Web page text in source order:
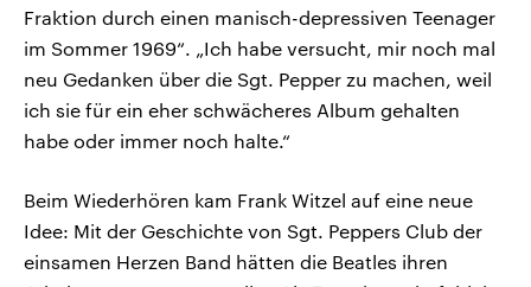
Fraktion durch einen manisch-depressiven Teenager
im Sommer 1969“. „Ich habe versucht, mir noch mal
neu Gedanken über die Sgt. Pepper zu machen, weil
ich sie für ein eher schwächeres Album gehalten
habe oder immer noch halte.“
Beim Wiederhören kam Frank Witzel auf eine neue
Idee: Mit der Geschichte von Sgt. Peppers Club der
einsamen Herzen Band hätten die Beatles ihren